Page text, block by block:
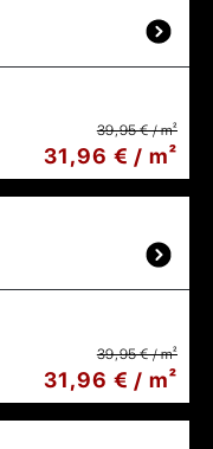
39,95 € / m²
31,96 € / m²
39,95 € / m²
31,96 € / m²